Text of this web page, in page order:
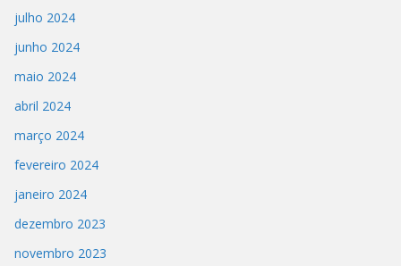
julho 2024
junho 2024
maio 2024
abril 2024
março 2024
fevereiro 2024
janeiro 2024
dezembro 2023
novembro 2023